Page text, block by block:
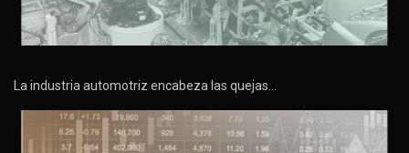
La industria automotriz encabeza las quejas…